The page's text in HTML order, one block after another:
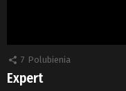
7 Polubienia
Expert